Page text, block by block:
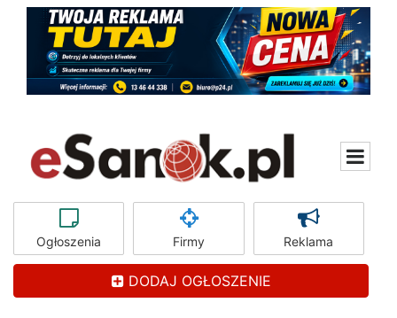
Ogłoszenia Firmy Reklama
DODAJ OGŁOSZENIE